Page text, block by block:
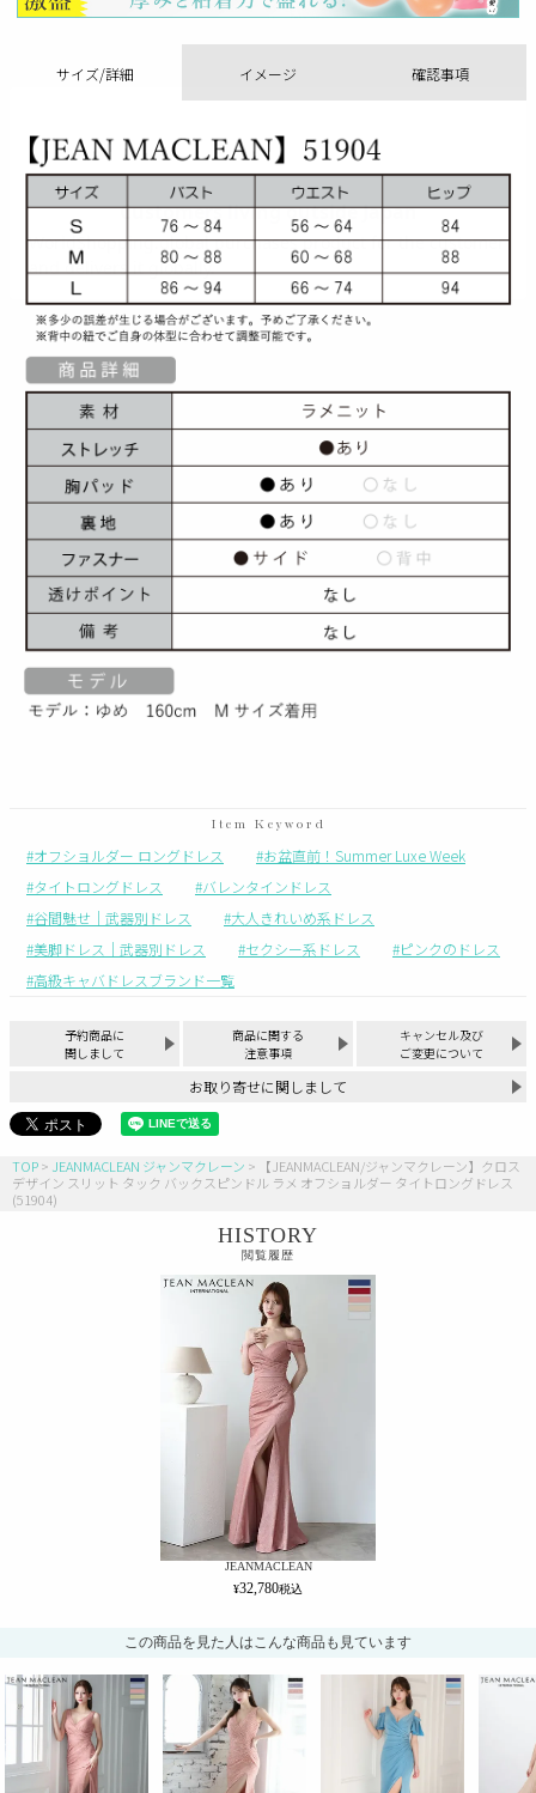
サイズ/詳細 イメージ 確認事項
オフショルダー ロングドレス
お盆直前！Summer Luxe Week
タイトロングドレス
バレンタインドレス
谷間魅せ｜武器別ドレス
大人きれいめ系ドレス
美脚ドレス｜武器別ドレス
セクシー系ドレス
ピンクのドレス
高級キャバドレスブランド一覧
予約商品に
関しまして
商品に関する
注意事項
キャンセル及び
ご変更について
お取り寄せに関しまして
TOP JEANMACLEAN ジャンマクレーン
【JEANMACLEAN/ジャンマクレーン】クロス
デザイン スリット タック バックスピンドル ラメ オフショルダー タイトロングドレス
(51904)
HISTORY
閲覧履歴
JEANMACLEAN
32,780
この商品を見た人はこんな商品も見ています